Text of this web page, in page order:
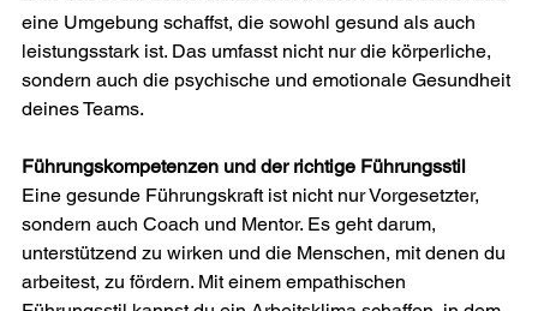
eine Umgebung schaffst, die sowohl gesund als auch
leistungsstark ist. Das umfasst nicht nur die körperliche,
sondern auch die psychische und emotionale Gesundheit
deines Teams.
Führungskompetenzen und der richtige Führungsstil
Eine gesunde Führungskraft ist nicht nur Vorgesetzter,
sondern auch Coach und Mentor. Es geht darum,
unterstützend zu wirken und die Menschen, mit denen du
arbeitest, zu fördern. Mit einem empathischen